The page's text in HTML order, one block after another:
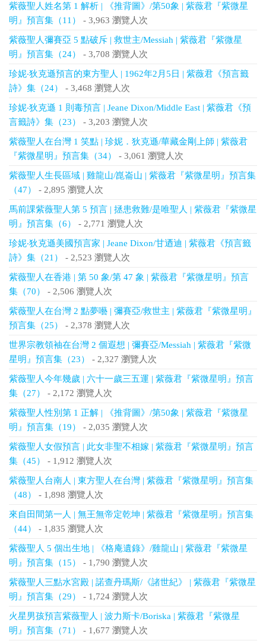
紫薇聖人姓名第 1 解析 | 《推背圖》/第50象 | 紫薇君『紫微星
明』預言集（11）
- 3,963 瀏覽人次
紫薇聖人彌賽亞 5 點破斥 | 救世主/Messiah | 紫薇君『紫微星
明』預言集（24）
- 3,708 瀏覽人次
珍妮‧狄克遜預言的東方聖人 | 1962年2月5日 | 紫薇君《預言籤
詩》集（24）
- 3,468 瀏覽人次
珍妮‧狄克遜 1 則毒預言 | Jeane Dixon/Middle East | 紫薇君《預
言籤詩》集（23）
- 3,203 瀏覽人次
紫薇聖人在台灣 1 笑點 | 珍妮．狄克遜/華藏金剛上師 | 紫薇君
『紫微星明』預言集（34）
- 3,061 瀏覽人次
紫薇聖人生長區域 | 雞龍山/崑崙山 | 紫薇君『紫微星明』預言集
（47）
- 2,895 瀏覽人次
馬前課紫薇聖人第 5 預言 | 拯患救難/是唯聖人 | 紫薇君『紫微星
明』預言集（6）
- 2,771 瀏覽人次
珍妮‧狄克遜美國預言家 | Jeane Dixon/甘迺迪 | 紫薇君《預言籤
詩》集（21）
- 2,523 瀏覽人次
紫薇聖人在香港 | 第 50 象/第 47 象 | 紫薇君『紫微星明』預言
集（70）
- 2,506 瀏覽人次
紫薇聖人在台灣 2 點夢囈 | 彌賽亞/救世主 | 紫薇君『紫微星明』
預言集（25）
- 2,378 瀏覽人次
世界宗教領袖在台灣 2 個遐想 | 彌賽亞/Messiah | 紫薇君『紫微
星明』預言集（23）
- 2,327 瀏覽人次
紫薇聖人今年幾歲 | 六十一歲三五運 | 紫薇君『紫微星明』預言
集（27）
- 2,172 瀏覽人次
紫薇聖人性別第 1 正解 | 《推背圖》/第50象 | 紫薇君『紫微星
明』預言集（19）
- 2,035 瀏覽人次
紫薇聖人女假預言 | 此女非聖不相嫁 | 紫薇君『紫微星明』預言
集（45）
- 1,912 瀏覽人次
紫薇聖人台南人 | 東方聖人在台灣 | 紫薇君『紫微星明』預言集
（48）
- 1,898 瀏覽人次
來自田間第一人 | 無王無帝定乾坤 | 紫薇君『紫微星明』預言集
（44）
- 1,835 瀏覽人次
紫薇聖人 5 個出生地 | 《格庵遺錄》/雞龍山 | 紫薇君『紫微星
明』預言集（15）
- 1,790 瀏覽人次
紫薇聖人三點水宮殿 | 諾查丹瑪斯/《諸世紀》 | 紫薇君『紫微星
明』預言集（29）
- 1,724 瀏覽人次
火星男孩預言紫薇聖人 | 波力斯卡/Boriska | 紫薇君『紫微星
明』預言集（71）
- 1,677 瀏覽人次